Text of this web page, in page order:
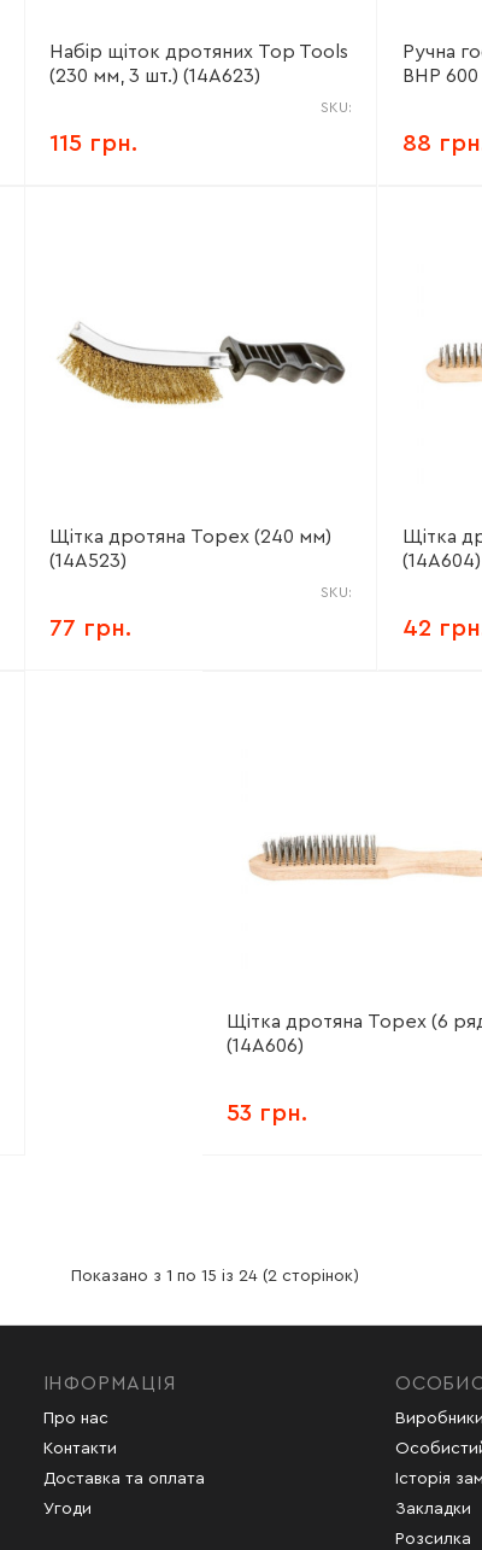
Набір щіток дротяних Top Tools
(230 мм, 3 шт.) (14A623)
SKU:
115 грн.
Ручна
BHP
88
Щітка дротяна Topex (240 мм)
(14A523)
SKU:
77 грн.
Щітка
(14A604)
42
Щітка дротяна Topex (6
(14A606)
53 грн.
Показано з 1 по 15 із 24 (2 сторінок)
ІНФОРМАЦІЯ
Про нас
Контакти
Доставка та оплата
Угоди
Виробники
Історія
Закладки
Розсилка